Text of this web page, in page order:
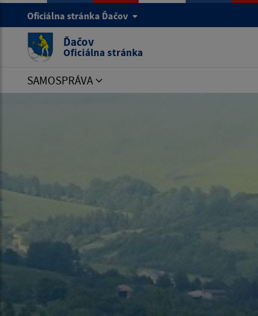
Oficiálna stránka Ďačov
Ďačov
Oficiálna stránka
SAMOSPRÁVA